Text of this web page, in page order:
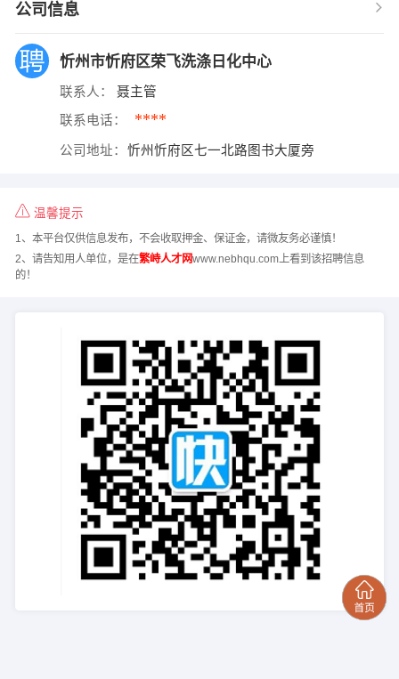
公司信息
忻州市忻府区荣飞洗涤日化中心
联系人： 聂主管
联系电话： ****
公司地址： 忻州忻府区七一北路图书大厦旁
温馨提示
1、本平台仅供信息发布，不会收取押金、保证金，请微友务必谨慎！
2、请告知用人单位，是在繁峙人才网www.nebhqu.com上看到该招聘信息
的！